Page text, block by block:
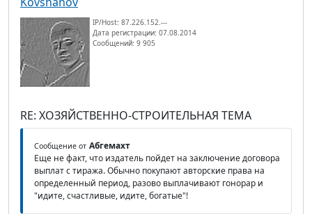
IP/Host: 87.226.152.---
Дата регистрации: 07.08.2014
Сообщений: 9 905
RE: ХОЗЯЙСТВЕННО-СТРОИТЕЛЬНАЯ ТЕМА
Сообщение от Абгемахт
Еще не факт, что издатель пойдет на заключение договора
выплат с тиража. Обычно покупают авторские права на
определенный период, разово выплачивают гонорар и
"идите, счастливые, идите, богатые"!